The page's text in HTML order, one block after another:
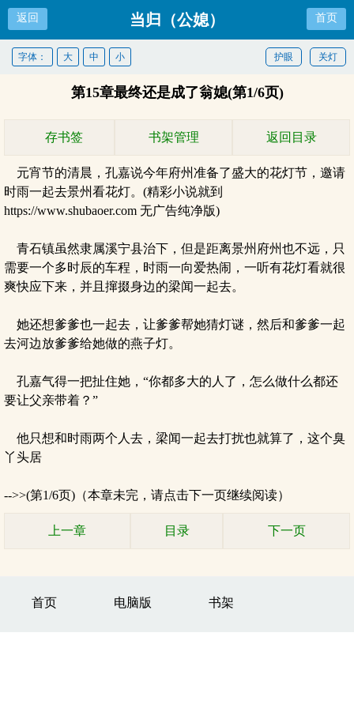
返回 当归（公媳） 首页
关灯
护眼
字体： 大 中 小
第15章最终还是成了翁媳(第1/6页)
存书签 书架管理 返回目录
元宵节的清晨，孔嘉说今年府州准备了盛大的花灯节，邀请
时雨一起去景州看花灯。(精彩小说就到
https://www.shubaoer.com 无广告纯净版)
青石镇虽然隶属溪宁县治下，但是距离景州府州也不远，只
需要一个多时辰的车程，时雨一向爱热闹，一听有花灯看就很
爽快应下来，并且撺掇身边的梁闻一起去。
她还想爹爹也一起去，让爹爹帮她猜灯谜，然后和爹爹一起
去河边放爹爹给她做的燕子灯。
孔嘉气得一把扯住她，“你都多大的人了，怎么做什么都还
要让父亲带着？”
他只想和时雨两个人去，梁闻一起去打扰也就算了，这个臭
丫头居
-->>(第1/6页)（本章未完，请点击下一页继续阅读）
上一章 目录 下一页
首页 电脑版 书架